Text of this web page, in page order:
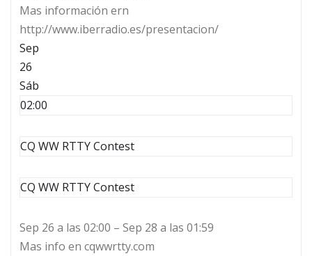
Mas información ern
http://www.iberradio.es/presentacion/
Sep
26
Sáb
02:00
CQ WW RTTY Contest
CQ WW RTTY Contest
Sep 26 a las 02:00 – Sep 28 a las 01:59
Mas info en cqwwrtty.com